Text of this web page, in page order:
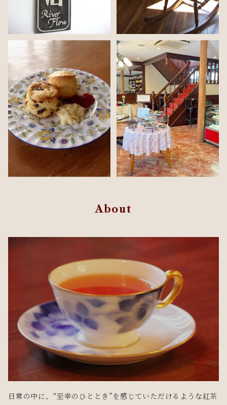
About
日常の中に、“至幸のひととき”を感じていただけるような紅茶